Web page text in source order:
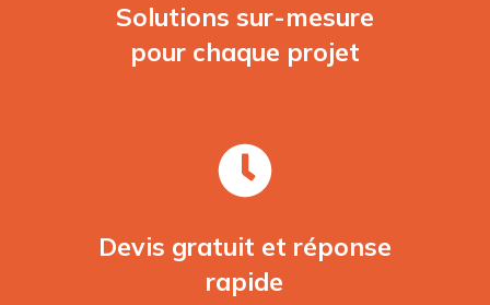
Solutions sur-mesure
pour chaque projet
Devis gratuit et réponse
rapide